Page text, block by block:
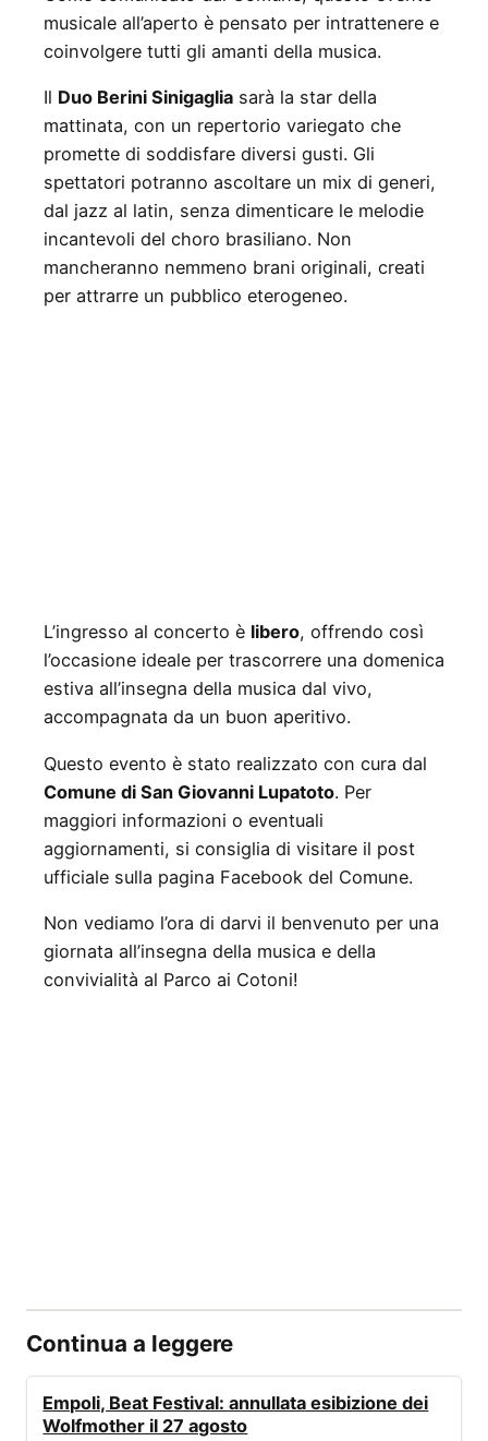
musicale all’aperto è pensato per intrattenere e
coinvolgere tutti gli amanti della musica.
Il Duo Berini Sinigaglia sarà la star della
mattinata, con un repertorio variegato che
promette di soddisfare diversi gusti. Gli
spettatori potranno ascoltare un mix di generi,
dal jazz al latin, senza dimenticare le melodie
incantevoli del choro brasiliano. Non
mancheranno nemmeno brani originali, creati
per attrarre un pubblico eterogeneo.
L’ingresso al concerto è libero, offrendo così
l’occasione ideale per trascorrere una domenica
estiva all’insegna della musica dal vivo,
accompagnata da un buon aperitivo.
Questo evento è stato realizzato con cura dal
Comune di San Giovanni Lupatoto. Per
maggiori informazioni o eventuali
aggiornamenti, si consiglia di visitare il post
ufficiale sulla pagina Facebook del Comune.
Non vediamo l’ora di darvi il benvenuto per una
giornata all’insegna della musica e della
convivialità al Parco ai Cotoni!
Continua a leggere
Empoli, Beat Festival: annullata esibizione dei
Wolfmother il 27 agosto